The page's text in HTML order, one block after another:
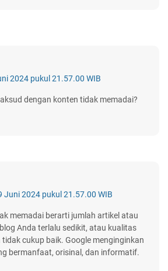
2024 pukul 21.57.00 WIB
dengan konten tidak memadai?
Juni 2024 pukul 21.57.00 WIB
memadai berarti jumlah artikel atau
Anda terlalu sedikit, atau kualitas
tidak cukup baik. Google menginginkan
bermanfaat, orisinal, dan informatif.